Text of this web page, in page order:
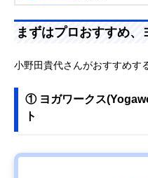
まずはプロおすすめ、
小野田貴代さんがおすすめす
① ヨガワークス
ト